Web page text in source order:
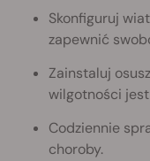
Skonfiguruj
zapewnić
Zainstaluj
wilgotności
Codziennie
choroby.